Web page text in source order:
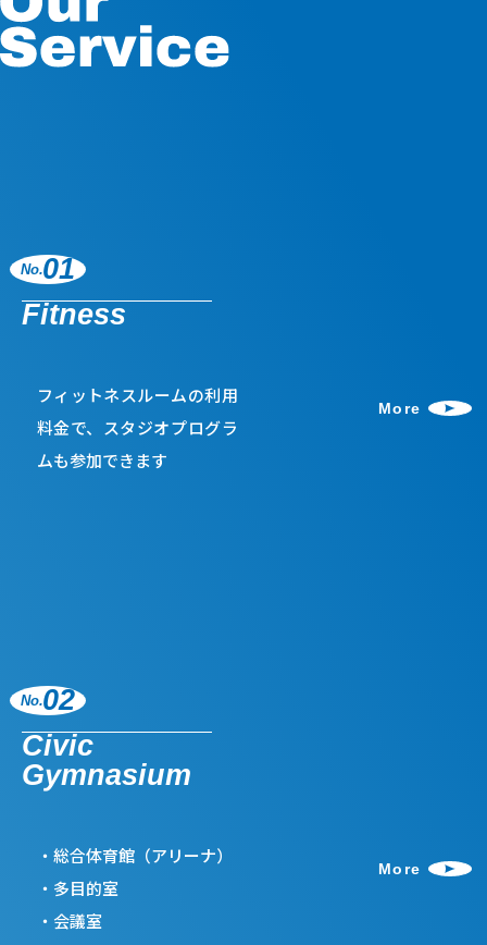
Scroll
No.01
Fitness
フィットネスルームの利用
料金で、スタジオプログラ
ムも参加できます
More
No.02
Civic
Gymnasium
総合体育館（アリーナ）
多目的室
会議室
More